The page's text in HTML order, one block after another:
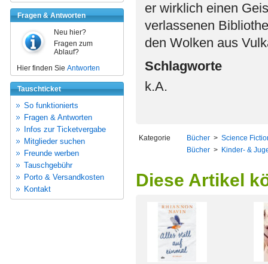
Fragen & Antworten
Neu hier?
Fragen zum
Ablauf?
Hier finden Sie Antworten
Tauschticket
So funktionierts
Fragen & Antworten
Infos zur Ticketvergabe
Mitglieder suchen
Freunde werben
Tauschgebühr
Porto & Versandkosten
Kontakt
er wirklich einen
verlassenen
den Wolken aus
Schlagworte
k.A.
Kategorie Bücher > Science
Bücher > Kinder- &
Diese Artikel